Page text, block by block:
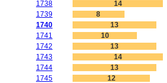
1738
14
1739
8
1740
13
1741
10
1742
13
1743
14
1744
13
1745
12